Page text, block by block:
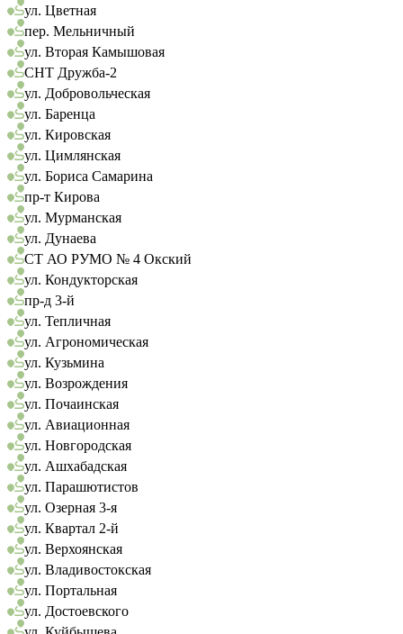
ул. Цветная
пер. Мельничный
ул. Вторая Камышовая
СНТ Дружба-2
ул. Добровольческая
ул. Баренца
ул. Кировская
ул. Цимлянская
ул. Бориса Самарина
пр-т Кирова
ул. Мурманская
ул. Дунаева
СТ АО РУМО № 4 Окский
ул. Кондукторская
пр-д 3-й
ул. Тепличная
ул. Агрономическая
ул. Кузьмина
ул. Возрождения
ул. Почаинская
ул. Авиационная
ул. Новгородская
ул. Ашхабадская
ул. Парашютистов
ул. Озерная 3-я
ул. Квартал 2-й
ул. Верхоянская
ул. Владивостокская
ул. Портальная
ул. Достоевского